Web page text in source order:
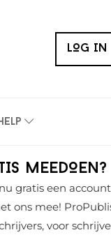
LOG IN
MEEDOEN?
gratis een
ons mee!
voor